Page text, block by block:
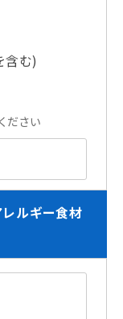
含む)
ださい
ルギー食材